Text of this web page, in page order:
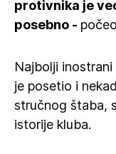
protivnika je
posebno -
Najbolji
je posetio i
stručnog štaba,
istorije kluba.